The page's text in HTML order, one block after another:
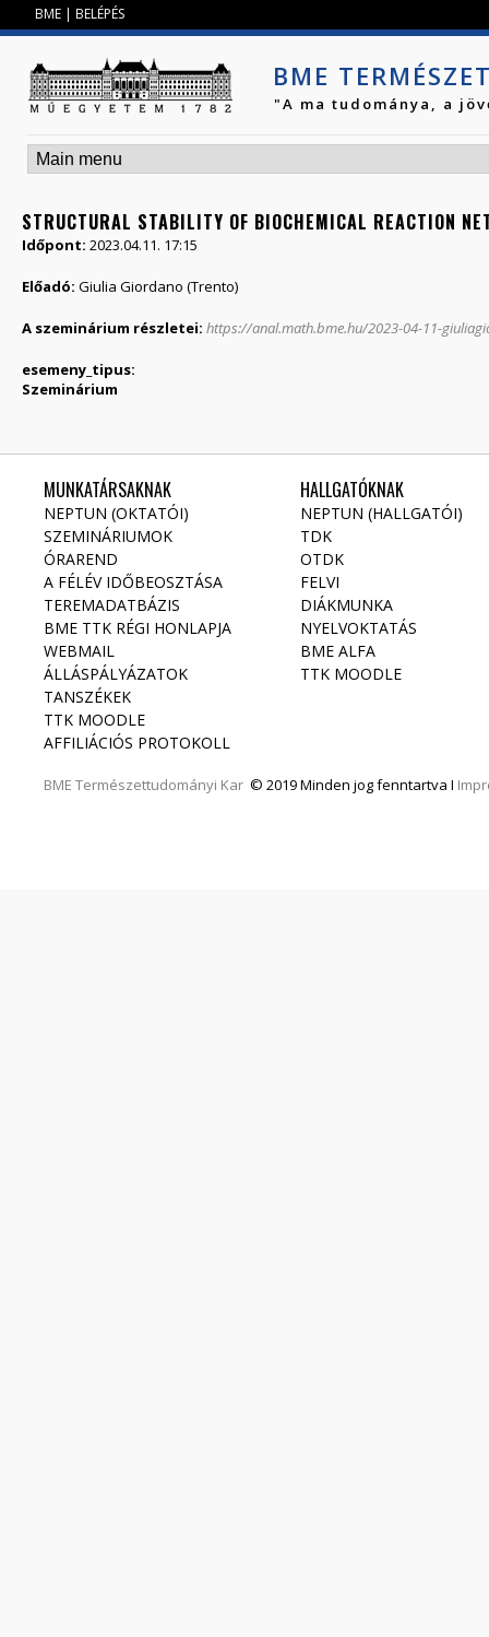
BME | BELÉPÉS
BME
"A ma tudománya, a
STRUCTURAL STABILITY OF BIOCHEMICAL REACTION
Időpont: 2023.04.11. 17:15
Előadó: Giulia Giordano (Trento)
A szeminárium részletei: https://anal.math.bme.hu/2023-04-11-
esemeny_tipus:
Szeminárium
MUNKATÁRSAKNAK
NEPTUN (OKTATÓI)
SZEMINÁRIUMOK
ÓRAREND
A FÉLÉV IDŐBEOSZTÁSA
TEREMADATBÁZIS
BME TTK RÉGI HONLAPJA
WEBMAIL
ÁLLÁSPÁLYÁZATOK
TANSZÉKEK
TTK MOODLE
AFFILIÁCIÓS PROTOKOLL
BME Természettudományi Kar © 2019 Minden jog fenntartva I
HALLGATÓKNAK
NEPTUN (HALLGATÓI)
TDK
OTDK
FELVI
DIÁKMUNKA
NYELVOKTATÁS
BME ALFA
TTK MOODLE